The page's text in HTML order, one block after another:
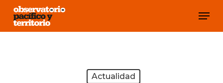
Skip
Menu
Actualidad
Close